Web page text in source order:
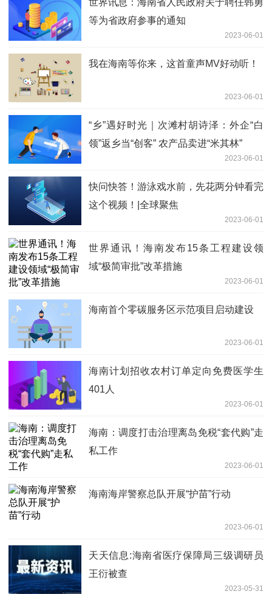
世界讯息：海南省人民政府关于聘任韩勇
等为省政府参事的通知
2023-06-01
我在海南等你来，这首童声MV好动听！
2023-06-01
“乡”遇好时光｜次滩村胡诗泽：外企“白
领”返乡当“创客” 农产品卖进“米其林”
2023-06-01
快问快答！游泳戏水前，先花两分钟看完
这个视频！|全球聚焦
2023-06-01
世界通讯！海南发布15条工程建设领
域“极简审批”改革措施
2023-06-01
海南首个零碳服务区示范项目启动建设
2023-06-01
海南计划招收农村订单定向免费医学生
401人
2023-06-01
海南：调度打击治理离岛免税“套代购”走
私工作
2023-06-01
海南海岸警察总队开展“护苗”行动
2023-06-01
天天信息:海南省医疗保障局三级调研员
王衍被查
2023-05-31